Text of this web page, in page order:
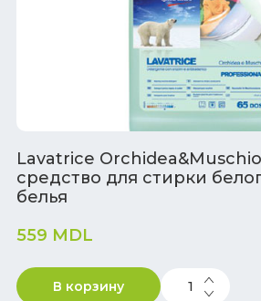
Lavatrice
средство для стирки
белья
559 MDL
В корзину